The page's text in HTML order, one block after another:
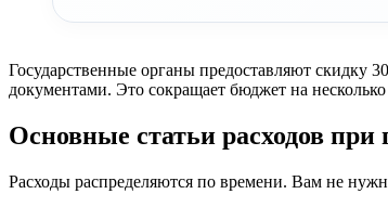
Государственные органы предоставляют скидку
документами. Это сокращает бюджет на
Основные статьи расходов при
Расходы распределяются по времени. Вам не